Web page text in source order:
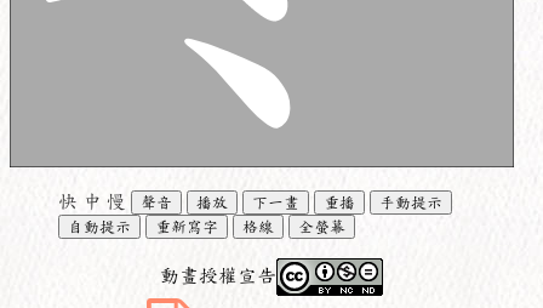
快 中 慢 聲音 播放 下一畫 重播
手動提示
自動提示
重新寫字 格線 全螢幕
動畫授權宣告